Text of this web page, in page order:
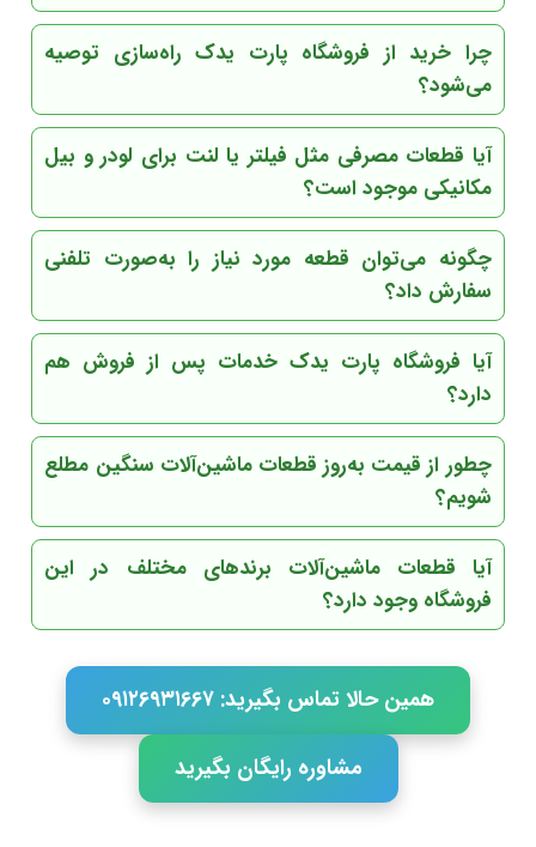
چرا خرید از فروشگاه پارت یدک راه‌سازی توصیه
می‌شود؟
آیا قطعات مصرفی مثل فیلتر یا لنت برای لودر و بیل
مکانیکی موجود است؟
چگونه می‌توان قطعه مورد نیاز را به‌صورت تلفنی
سفارش داد؟
آیا فروشگاه پارت یدک خدمات پس از فروش هم
دارد؟
چطور از قیمت به‌روز قطعات ماشین‌آلات سنگین مطلع
شویم؟
آیا قطعات ماشین‌آلات برندهای مختلف در این
فروشگاه وجود دارد؟
همین حالا تماس بگیرید: ۰۹۱۲۶۹۳۱۶۶۷
مشاوره رایگان بگیرید